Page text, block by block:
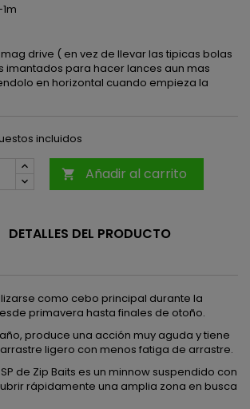
drive ( en vez de llevar las tipicas bolas
imantados para hacer lances aun mas
en horizontal cuando empieza la
incluidos
 Añadir al carrito
DETALLES DEL PRODUCTO
como cebo principal durante la
primavera hasta finales de otoño.
produce una acción muy aguda y tiene
ligero con menos fatiga de arrastre.
de Zip Baits es un minnow suspendido con
rápidamente una amplia zona en busca